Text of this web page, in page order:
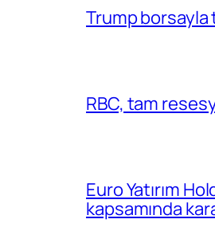
Trump borsayla
RBC, tam
Euro Yatırım
kapsamında